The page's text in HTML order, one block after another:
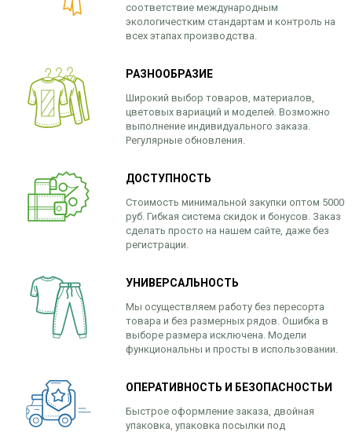
соответствие международным
экологичестким стандартам и контроль на
всех этапах производства.
РАЗНООБРАЗИЕ
Широкий выбор товаров, материалов,
цветовых вариаций и моделей. Возможно
выполнение индивидуального заказа.
Регулярные обновления.
ДОСТУПНОСТЬ
Стоимость минимальной закупки оптом 5000
руб. Гибкая система скидок и бонусов. Заказ
сделать просто на нашем сайте, даже без
регистрации.
УНИВЕРСАЛЬНОСТЬ
Мы осуществляем работу без пересорта
товара и без размерных рядов. Ошибка в
выборе размера исключена. Модели
функциональны и просты в использовании.
ОПЕРАТИВНОСТЬ И БЕЗОПАСНОСТЬИ
Быстрое оформление заказа, двойная
упаковка, упаковка посылки под